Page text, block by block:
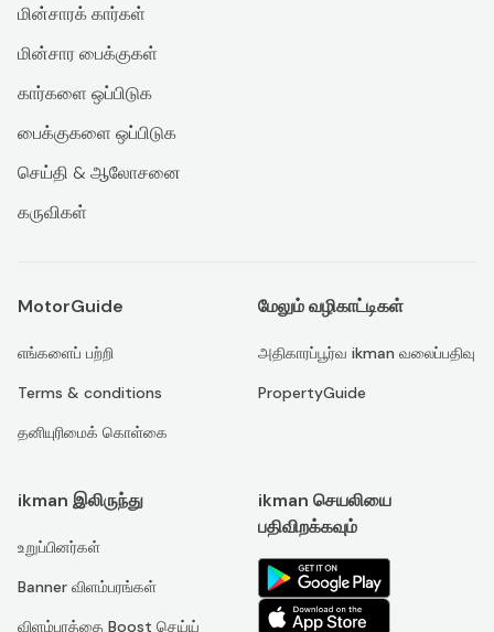
மின்சாரக் கார்கள்
மின்சார பைக்குகள்
கார்களை ஒப்பிடுக
பைக்குகளை ஒப்பிடுக
செய்தி & ஆலோசனை
கருவிகள்
MotorGuide
எங்களைப் பற்றி
Terms & conditions
தனியுரிமைக் கொள்கை
மேலும் வழிகாட்டிகள்
அதிகாரப்பூர்வ ikman வலைப்பதிவு
PropertyGuide
ikman இலிருந்து
உறுப்பினர்கள்
Banner விளம்பரங்கள்
விளம்பரத்தை Boost செய்ய்
ikman செயலியை
பதிவிறக்கவும்